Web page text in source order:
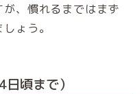
、慣れるまではまず
ょう。
頃まで）